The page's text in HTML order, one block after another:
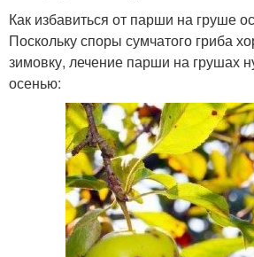
Как избавиться от парши на груше
Поскольку споры сумчатого гриба
зимовку, лечение парши на грушах
осенью: